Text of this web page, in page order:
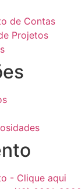
de Contas
Projetos
- Clique aqui